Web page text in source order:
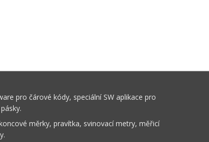
pro čárové kódy, speciální SW aplikace pro
měrky, pravítka, svinovací metry, měřicí